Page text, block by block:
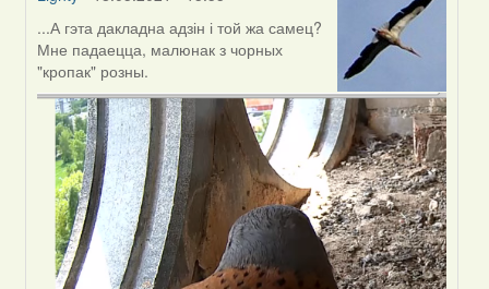
In
reply
to
by
ZNR
...А гэта дакладна адзін і той жа самец?
Мне падаецца, малюнак з чорных
"кропак" розны.